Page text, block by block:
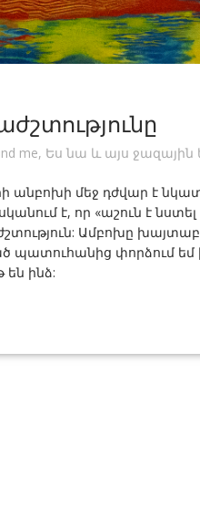
me, Ես նա և այս ջազային
անբոխի մեջ դժվար է
է, որ «աշուն է
Ամբոխը
պատուհանից փորձում
ինձ: